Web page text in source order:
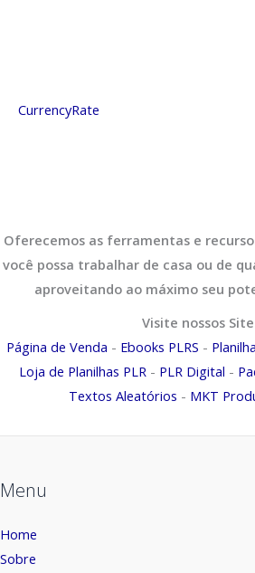
CurrencyRate
Oferecemos as ferramentas e
você possa trabalhar de casa ou de
aproveitando ao máximo seu
Visite nossos
Página de Venda - Ebooks PLRS -
Loja de Planilhas PLR - PLR Digital -
Textos Aleatórios - MKT
Menu
Home
Sobre